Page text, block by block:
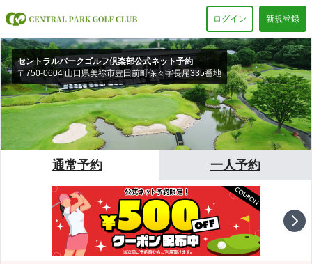
ログイン 新規登録
セントラルパークゴルフ倶楽部公式ネット予約
〒750-0604 山口県美祢市豊田前町保々字長尾335番地
通常予約 一人予約